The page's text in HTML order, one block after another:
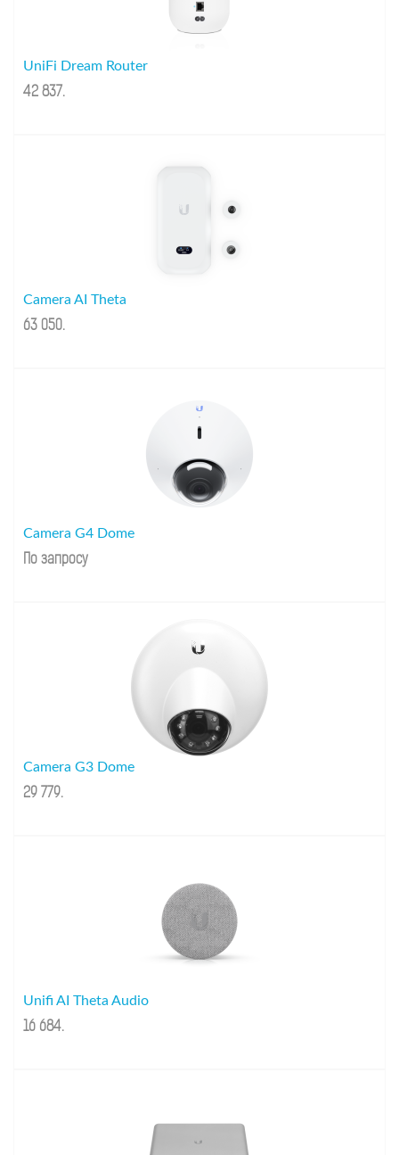
UniFi Dream Router
42 837.
Camera AI Theta
63 050.
Camera G4 Dome
По запросу
Camera G3 Dome
29 779.
Unifi AI Theta Audio
16 684.